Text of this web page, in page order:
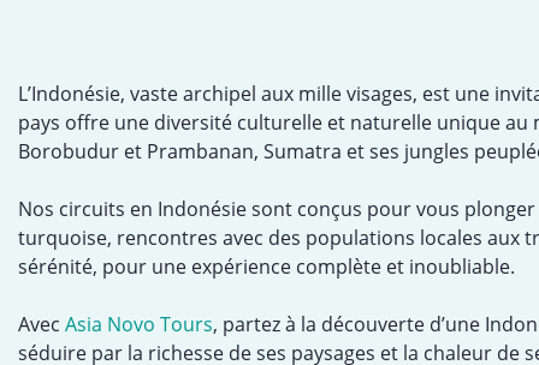
L’Indonésie, vaste archipel aux mille visages, est une
pays offre une diversité culturelle et naturelle unique au
Borobudur et Prambanan, Sumatra et ses jungles
Nos circuits en Indonésie sont conçus pour vous
turquoise, rencontres avec des populations locales aux
sérénité, pour une expérience complète et inoubliable.
Avec Asia Novo Tours, partez à la découverte d’une
séduire par la richesse de ses paysages et la chaleur de